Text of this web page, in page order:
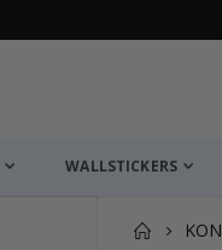
WALLSTICKERS